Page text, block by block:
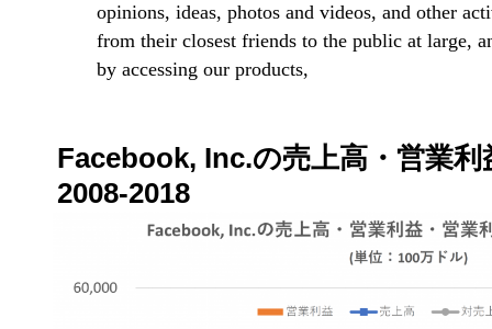
opinions, ideas, photos and videos, and other
from their closest friends to the public at large,
by accessing our products,
Facebook, Inc.の売上高・営業利
2008-2018